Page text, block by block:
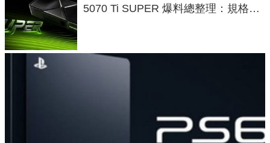
5070 Ti SUPER 爆料總整理：規格、